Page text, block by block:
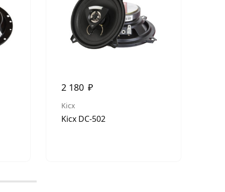
2 180 ₽
Kicx
Kicx DC-502